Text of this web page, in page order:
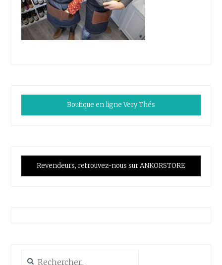
Boutique en ligne Very Thés
Revendeurs, retrouvez-nous sur ANKORSTORE